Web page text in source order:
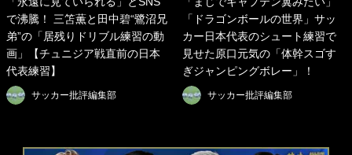
で沸騰！ 三笘薫と田中碧“鷺沼兄
弟”の「居残りドリブル練習の動
画」【チュニジア戦直前の日本
代表練習】
サッカー批評編集部
「ドラゴンボールの世界」サッ
カー日本代表のシュート練習で
見せた原口元気の「体幹スゴす
ぎジャンピングボレー」！
サッカー批評編集部